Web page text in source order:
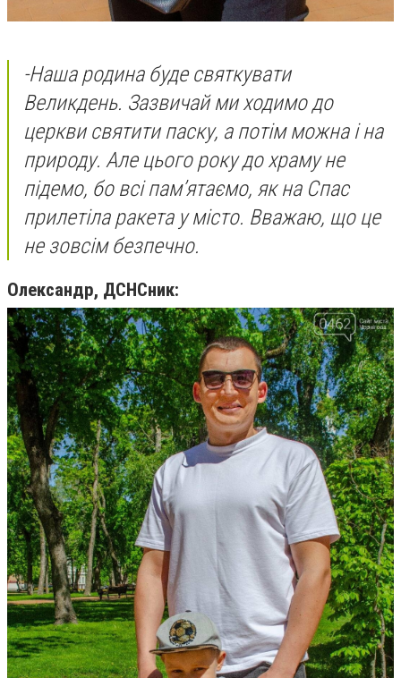
-Наша родина буде святкувати
Великдень. Зазвичай ми ходимо до
церкви святити паску, а потім можна і на
природу. Але цього року до храму не
підемо, бо всі пам’ятаємо, як на Спас
прилетіла ракета у місто. Вважаю, що це
не зовсім безпечно.
Олександр, ДСНСник: